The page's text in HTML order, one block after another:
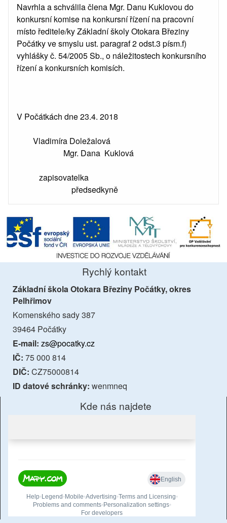
Navrhla a schválila člena Mgr. Danu Kuklovou do
konkursní komise na konkursní řízení na pracovní
místo ředitele/ky Základní školy Otokara Březiny
Počátky ve smyslu ust. paragraf 2 odst.3 písm.f)
vyhlášky č. 54/2005 Sb., o náležitostech konkursního
řízení a konkursních komisích.
V Počátkách dne 23.4. 2018
Vladimíra Doležalová
Mgr. Dana Kuklová
zapisovatelka
předsedkyně
Rychlý kontakt
Základní škola Otokara Březiny Počátky, okres
Pelhřimov
Komenského sady 387
39464 Počátky
E-mail: zs@pocatky.cz
IČ: 75 000 814
DIČ: CZ75000814
ID datové schránky: wenmneq
Kde nás najdete